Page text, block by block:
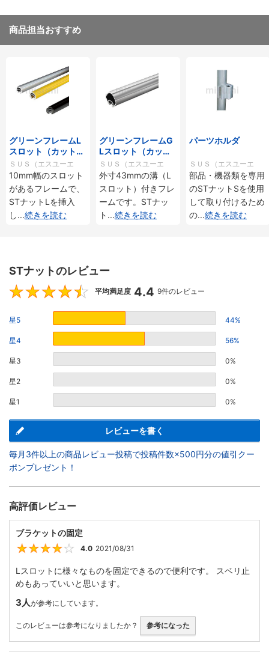
商品担当おすすめ
グリーンフレームL
スロット（カット
品） GFFシリーズ
ＳＵＳ（エスユーエ
ス）
10mm幅のスロット
があるフレームで、
STナットLを挿入
し...続きを読む
グリーンフレームG
Lスロット（カット
品）
ＳＵＳ（エスユーエ
ス）
外寸43mmの溝（L
スロット）付きフレ
ームです。STナッ
ト ...続きを読む
パーツホルダ
ＳＵＳ（エスユーエ
ス）
部品・機器類を専用
のSTナットSを使用
して取り付けるため
の...続きを読む
STナットのレビュー
4.4
平均満足度 4.4 9件のレビュー
星5 44%
星4 56%
星3 0%
星2 0%
星1 0%
レビューを書く
毎月3件以上の商品レビュー投稿で投稿件数×500円分の値引クー
ポンプレゼント！
高評価レビュー
ブラケットの固定
4.0 2021/08/31
Lスロットに様々なものを固定できるので便利です。 スベリ止
めもあっていいと思います。
3人が参考にしています。
このレビューは参考になりましたか？ 参考になった